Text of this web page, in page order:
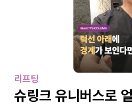
리프팅
슈링크 유니버스로